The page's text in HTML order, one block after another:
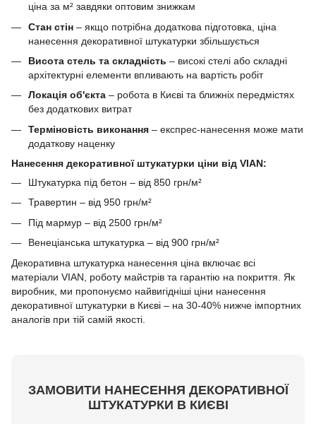
ціна за м² завдяки оптовим знижкам
Стан стін – якщо потрібна додаткова підготовка, ціна
нанесення декоративної штукатурки збільшується
Висота стель та складність – високі стелі або складні
архітектурні елементи впливають на вартість робіт
Локація об'єкта – робота в Києві та ближніх передмістях
без додаткових витрат
Терміновість виконання – експрес-нанесення може мати
додаткову наценку
Нанесення декоративної штукатурки ціни від VIAN:
Штукатурка під бетон – від 850 грн/м²
Травертин – від 950 грн/м²
Під мармур – від 2500 грн/м²
Венеціанська штукатурка – від 900 грн/м²
Декоративна штукатурка нанесення ціна включає всі
матеріали VIAN, роботу майстрів та гарантію на покриття. Як
виробник, ми пропонуємо найвигідніші ціни нанесення
декоративної штукатурки в Києві – на 30-40% нижче імпортних
аналогів при тій самій якості.
ЗАМОВИТИ НАНЕСЕННЯ ДЕКОРАТИВНОЇ
ШТУКАТУРКИ В КИЄВІ